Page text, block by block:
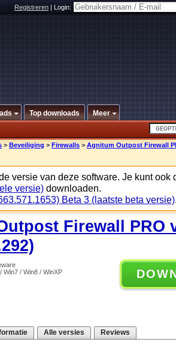
Registreren|Login:
Top downloads Meer
> Beveiliging > Firewalls > Agnitum Outpost Firewall
versie van deze software. Je kunt ook
versie) downloaden.
Beta 3 (laatste beta versie)
Firewall PRO
Win7 / Win8 / WinXP
Alle versies Reviews